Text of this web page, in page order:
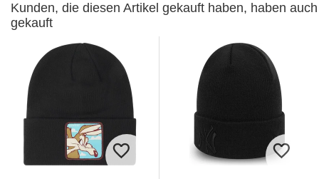
Kunden, die diesen Artikel gekauft haben, haben auch
gekauft